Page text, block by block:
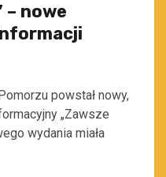
– nowe
powstał nowy,
„Zawsze
wydania miała